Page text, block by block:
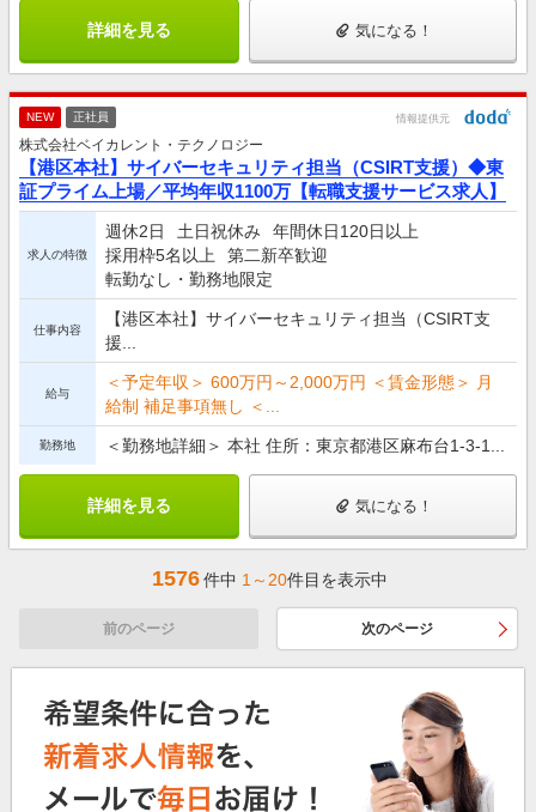
詳細を見る 気になる！
NEW 正社員 情報提供元
株式会社ベイカレント・テクノロジー
【港区本社】サイバーセキュリティ担当（CSIRT支援）◆東
証プライム上場／平均年収1100万【転職支援サービス求人】
求人の特徴
週休2日 土日祝休み
年間休日120日以上
採用枠5名以上
第二新卒歓迎
転勤なし・勤務地限定
仕事内容
【港区本社】サイバーセキュリティ担当（CSIRT支
援...
給与
＜予定年収＞ 600万円～2,000万円 ＜賃金形態＞ 月
給制 補足事項無し ＜...
勤務地 ＜勤務地詳細＞ 本社 住所：東京都港区麻布台1-3-1...
詳細を見る 気になる！
1576件中 1～20件目を表示中
前のページ 次のページ